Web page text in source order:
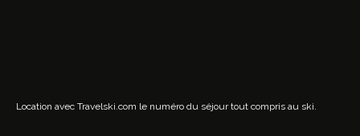
Location avec Travelski.com le numéro du séjour tout compris au ski.